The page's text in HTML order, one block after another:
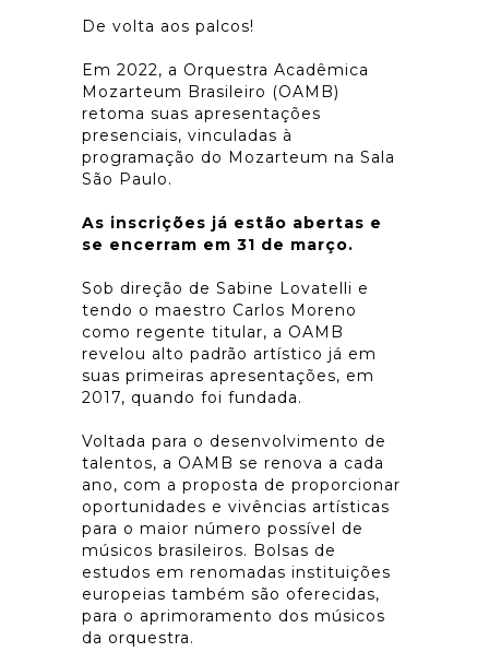
De volta aos palcos!
Em 2022, a Orquestra Acadêmica
Mozarteum Brasileiro (OAMB)
retoma suas apresentações
presenciais, vinculadas à
programação do Mozarteum na Sala
São Paulo.
As inscrições já estão abertas e
se encerram em 31 de março.
Sob direção de Sabine Lovatelli e
tendo o maestro Carlos Moreno
como regente titular, a OAMB
revelou alto padrão artístico já em
suas primeiras apresentações, em
2017, quando foi fundada.
Voltada para o desenvolvimento de
talentos, a OAMB se renova a cada
ano, com a proposta de proporcionar
oportunidades e vivências artísticas
para o maior número possível de
músicos brasileiros. Bolsas de
estudos em renomadas instituições
europeias também são oferecidas,
para o aprimoramento dos músicos
da orquestra.